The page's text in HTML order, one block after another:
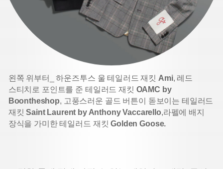
왼쪽 위부터_ 하운즈투스 울 테일러드 재킷 Ami, 레드
스티치로 포인트를 준 테일러드 재킷 OAMC by
Boontheshop, 고풍스러운 골드 버튼이 돋보이는 테일러드
재킷Saint Laurent by Anthony Vaccarello,라펠에 배지
장식을 가미한 테일러드 재킷Golden Goose.